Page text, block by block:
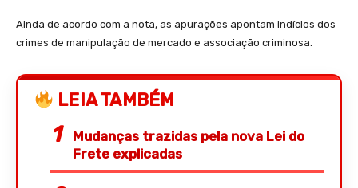
Ainda de acordo com a nota, as apurações apontam indícios dos
crimes de manipulação de mercado e associação criminosa.
LEIA TAMBÉM
Mudanças trazidas pela nova Lei do
Frete explicadas